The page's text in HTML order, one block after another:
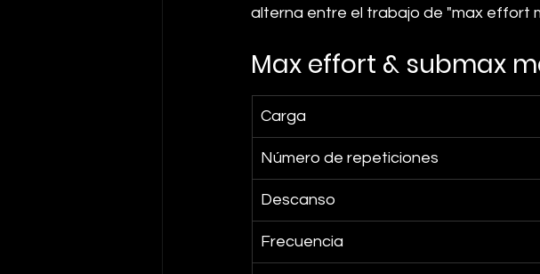
alterna entre el trabajo de "max effort
Max effort & submax
Carga
Número de repeticiones
Descanso
Frecuencia